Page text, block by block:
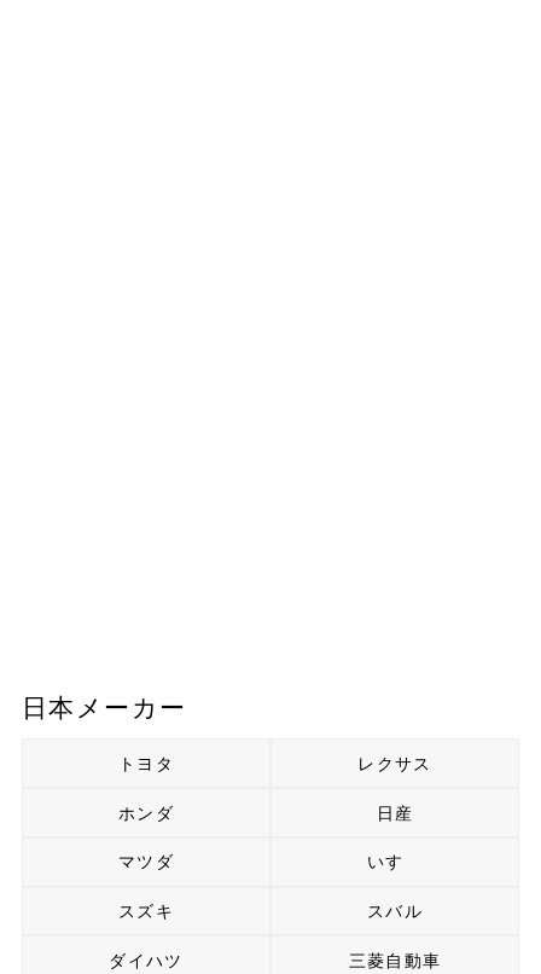
日本メーカー
トヨタ レクサス
ホンダ 日産
マツダ いすゞ
スズキ スバル
ダイハツ 三菱自動車